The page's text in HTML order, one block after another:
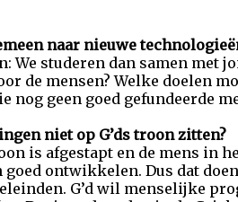
naar nieuwe
studeren dan samen met
de mensen? Welke doelen
nog geen goed gefundeerde
niet op G’ds troon zitten?
is afgestapt en de mens in
ontwikkelen. Dus dat
G’d wil menselijke